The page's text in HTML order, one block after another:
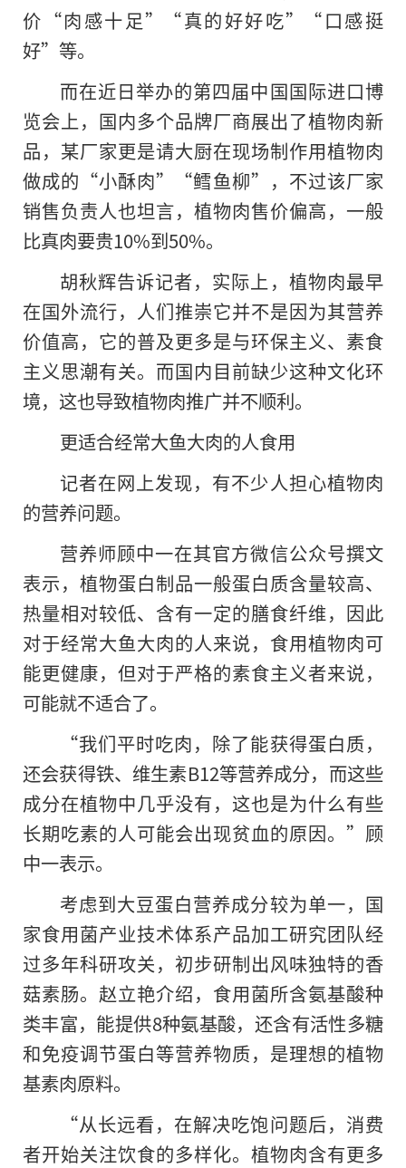
价“肉感十足”“真的好好吃”“口感挺
好”等。
而在近日举办的第四届中国国际进口博
览会上，国内多个品牌厂商展出了植物肉新
品，某厂家更是请大厨在现场制作用植物肉
做成的“小酥肉”“鳕鱼柳”，不过该厂家
销售负责人也坦言，植物肉售价偏高，一般
比真肉要贵10%到50%。
胡秋辉告诉记者，实际上，植物肉最早
在国外流行，人们推崇它并不是因为其营养
价值高，它的普及更多是与环保主义、素食
主义思潮有关。而国内目前缺少这种文化环
境，这也导致植物肉推广并不顺利。
更适合经常大鱼大肉的人食用
记者在网上发现，有不少人担心植物肉
的营养问题。
营养师顾中一在其官方微信公众号撰文
表示，植物蛋白制品一般蛋白质含量较高、
热量相对较低、含有一定的膳食纤维，因此
对于经常大鱼大肉的人来说，食用植物肉可
能更健康，但对于严格的素食主义者来说，
可能就不适合了。
“我们平时吃肉，除了能获得蛋白质，
还会获得铁、维生素B12等营养成分，而这些
成分在植物中几乎没有，这也是为什么有些
长期吃素的人可能会出现贫血的原因。”顾
中一表示。
考虑到大豆蛋白营养成分较为单一，国
家食用菌产业技术体系产品加工研究团队经
过多年科研攻关，初步研制出风味独特的香
菇素肠。赵立艳介绍，食用菌所含氨基酸种
类丰富，能提供8种氨基酸，还含有活性多糖
和免疫调节蛋白等营养物质，是理想的植物
基素肉原料。
“从长远看，在解决吃饱问题后，消费
者开始关注饮食的多样化。植物肉含有更多